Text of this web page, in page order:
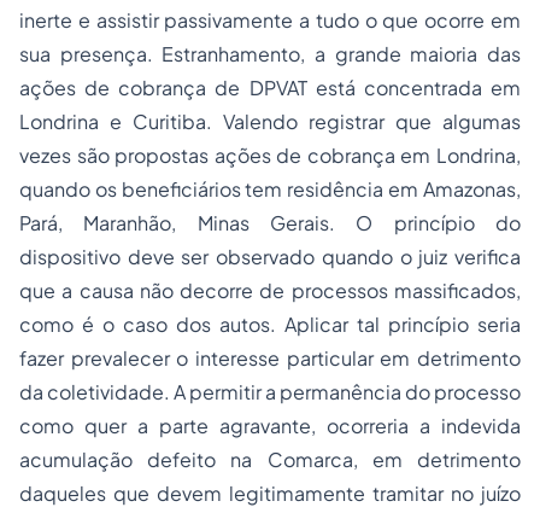
inerte e assistir passivamente a tudo o que ocorre em
sua presença. Estranhamento, a grande maioria das
ações de cobrança de DPVAT está concentrada em
Londrina e Curitiba. Valendo registrar que algumas
vezes são propostas ações de cobrança em Londrina,
quando os beneficiários tem residência em Amazonas,
Pará, Maranhão, Minas Gerais. O princípio do
dispositivo deve ser observado quando o juiz verifica
que a causa não decorre de processos massificados,
como é o caso dos autos. Aplicar tal princípio seria
fazer prevalecer o interesse particular em detrimento
da coletividade. A permitir a permanência do processo
como quer a parte agravante, ocorreria a indevida
acumulação defeito na Comarca, em detrimento
daqueles que devem legitimamente tramitar no juízo